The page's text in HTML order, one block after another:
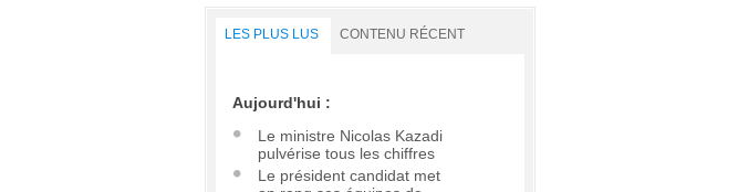
LES PLUS LUS CONTENU RÉCENT
Aujourd'hui :
Le ministre Nicolas Kazadi
pulvérise tous les chiffres
Le président candidat met